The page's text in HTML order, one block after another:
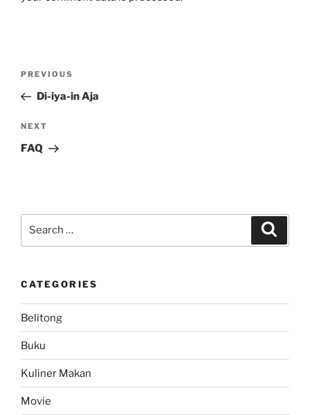
Previous
Post
PREVIOUS
Di-iya-in Aja
Next
Post
NEXT
FAQ
CATEGORIES
Belitong
Buku
Kuliner Makan
Movie